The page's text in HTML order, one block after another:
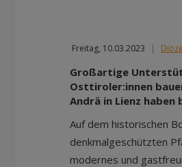
Freitag, 10.03.2023 |
Großartige
Osttiroler:innen
Andrä in Lienz haben
Auf dem historischen
denkmalgeschützten
modernes und